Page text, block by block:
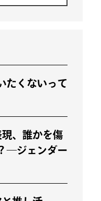
たくないって
現、誰かを傷
―ジェンダー